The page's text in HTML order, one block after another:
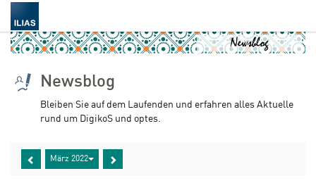
Newsblog
Bleiben Sie auf dem Laufenden und erfahren alles Aktuelle
rund um DigikoS und optes.
März 2022